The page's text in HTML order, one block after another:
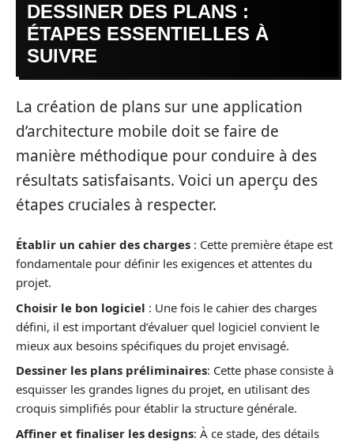
DESSINER DES PLANS :
ÉTAPES ESSENTIELLES À
SUIVRE
La création de plans sur une application
d’architecture mobile doit se faire de
manière méthodique pour conduire à des
résultats satisfaisants. Voici un aperçu des
étapes cruciales à respecter.
Établir un cahier des charges : Cette première étape est
fondamentale pour définir les exigences et attentes du
projet.
Choisir le bon logiciel : Une fois le cahier des charges
défini, il est important d’évaluer quel logiciel convient le
mieux aux besoins spécifiques du projet envisagé.
Dessiner les plans préliminaires: Cette phase consiste à
esquisser les grandes lignes du projet, en utilisant des
croquis simplifiés pour établir la structure générale.
Affiner et finaliser les designs: À ce stade, des détails